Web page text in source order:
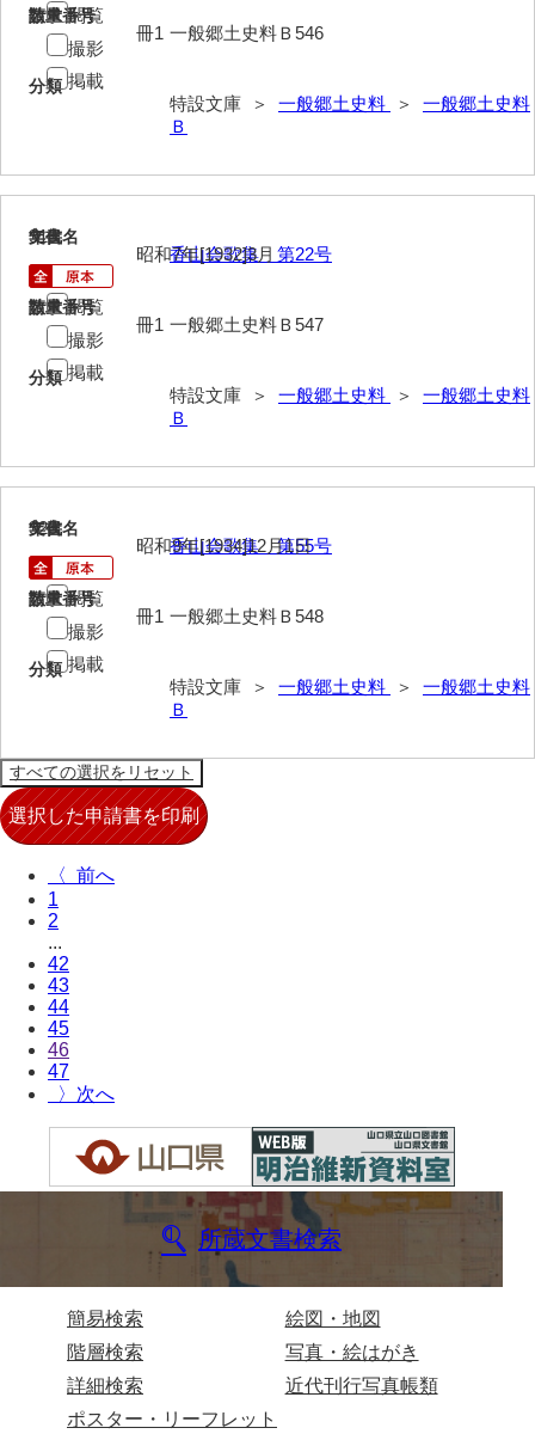
請求番号
一般郷土史料Ｂ546
分類
特設文庫 ＞ 一般郷土史料 ＞ 一般郷土史料
Ｂ
数量
冊1
閲覧
撮影
掲載
919
文書名
香山会歌集 第22号
請求番号
一般郷土史料Ｂ547
分類
特設文庫 ＞ 一般郷土史料 ＞ 一般郷土史料
Ｂ
年代
昭和7年[1932]3月
数量
冊1
閲覧
撮影
掲載
920
文書名
香山会歌集 第55号
請求番号
一般郷土史料Ｂ548
分類
特設文庫 ＞ 一般郷土史料 ＞ 一般郷土史料
Ｂ
年代
昭和9年[1934]12月1日
数量
冊1
閲覧
撮影
掲載
〈
1
2
...
42
43
44
45
46
47
〉
所蔵文書検索
簡易検索
階層検索
詳細検索
絵図・地図
写真・絵はがき
近代刊行写真帳類
ポスター・リーフレット